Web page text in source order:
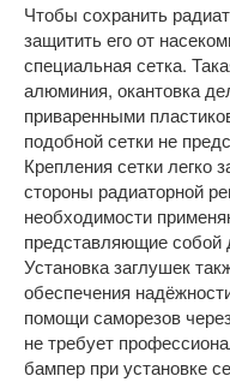
Чтобы сохранить
защитить его от
специальная сетка.
алюминия, окантовка
приваренными
подобной сетки не
Крепления сетки легко
стороны радиаторной
необходимости
представляющие собой
Установка заглушек
обеспечения
помощи саморезов
не требует
бампер при установке